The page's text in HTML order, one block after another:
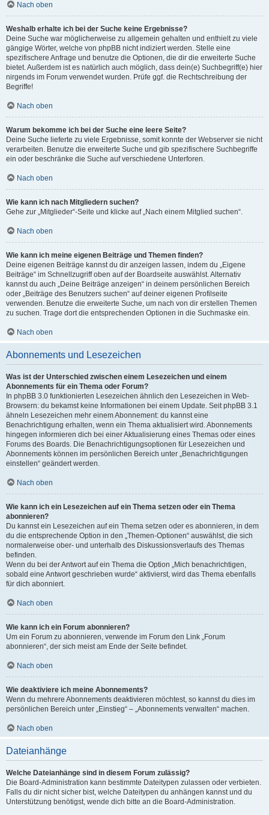
Nach oben
Weshalb erhalte ich bei der Suche keine Ergebnisse?
Deine Suche war möglicherweise zu allgemein gehalten und enthielt zu viele
gängige Wörter, welche von phpBB nicht indiziert werden. Stelle eine
spezifischere Anfrage und benutze die Optionen, die dir die erweiterte Suche
bietet. Außerdem ist es natürlich auch möglich, dass dein(e) Suchbegriff(e) hier
nirgends im Forum verwendet wurden. Prüfe ggf. die Rechtschreibung der
Begriffe!
Nach oben
Warum bekomme ich bei der Suche eine leere Seite?
Deine Suche lieferte zu viele Ergebnisse, somit konnte der Webserver sie nicht
verarbeiten. Benutze die erweiterte Suche und gib spezifischere Suchbegriffe
ein oder beschränke die Suche auf verschiedene Unterforen.
Nach oben
Wie kann ich nach Mitgliedern suchen?
Gehe zur „Mitglieder“-Seite und klicke auf „Nach einem Mitglied suchen“.
Nach oben
Wie kann ich meine eigenen Beiträge und Themen finden?
Deine eigenen Beiträge kannst du dir anzeigen lassen, indem du „Eigene
Beiträge“ im Schnellzugriff oben auf der Boardseite auswählst. Alternativ
kannst du auch „Deine Beiträge anzeigen“ in deinem persönlichen Bereich
oder „Beiträge des Benutzers suchen“ auf deiner eigenen Profilseite
verwenden. Benutze die erweiterte Suche, um nach von dir erstellen Themen
zu suchen. Trage dort die entsprechenden Optionen in die Suchmaske ein.
Nach oben
Abonnements und Lesezeichen
Was ist der Unterschied zwischen einem Lesezeichen und einem
Abonnements für ein Thema oder Forum?
In phpBB 3.0 funktionierten Lesezeichen ähnlich den Lesezeichen in Web-
Browsern: du bekamst keine Informationen bei einem Update. Seit phpBB 3.1
ähneln Lesezeichen mehr einem Abonnement: du kannst eine
Benachrichtigung erhalten, wenn ein Thema aktualisiert wird. Abonnements
hingegen informieren dich bei einer Aktualisierung eines Themas oder eines
Forums des Boards. Die Benachrichtigungsoptionen für Lesezeichen und
Abonnements können im persönlichen Bereich unter „Benachrichtigungen
einstellen“ geändert werden.
Nach oben
Wie kann ich ein Lesezeichen auf ein Thema setzen oder ein Thema
abonnieren?
Du kannst ein Lesezeichen auf ein Thema setzen oder es abonnieren, in dem
du die entsprechende Option in den „Themen-Optionen“ auswählst, die sich
normalerweise ober- und unterhalb des Diskussionsverlaufs des Themas
befinden.
Wenn du bei der Antwort auf ein Thema die Option „Mich benachrichtigen,
sobald eine Antwort geschrieben wurde“ aktivierst, wird das Thema ebenfalls
für dich abonniert.
Nach oben
Wie kann ich ein Forum abonnieren?
Um ein Forum zu abonnieren, verwende im Forum den Link „Forum
abonnieren“, der sich meist am Ende der Seite befindet.
Nach oben
Wie deaktiviere ich meine Abonnements?
Wenn du mehrere Abonnements deaktivieren möchtest, so kannst du dies im
persönlichen Bereich unter „Einstieg“ – „Abonnements verwalten“ machen.
Nach oben
Dateianhänge
Welche Dateianhänge sind in diesem Forum zulässig?
Die Board-Administration kann bestimmte Dateitypen zulassen oder verbieten.
Falls du dir nicht sicher bist, welche Dateitypen du anhängen kannst und du
Unterstützung benötigst, wende dich bitte an die Board-Administration.